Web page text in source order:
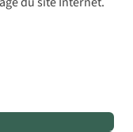
Policy